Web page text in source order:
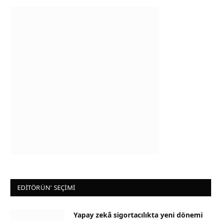
EDİTÖRÜN' SEÇİMİ
Yapay zekâ sigortacılıkta yeni dönemi